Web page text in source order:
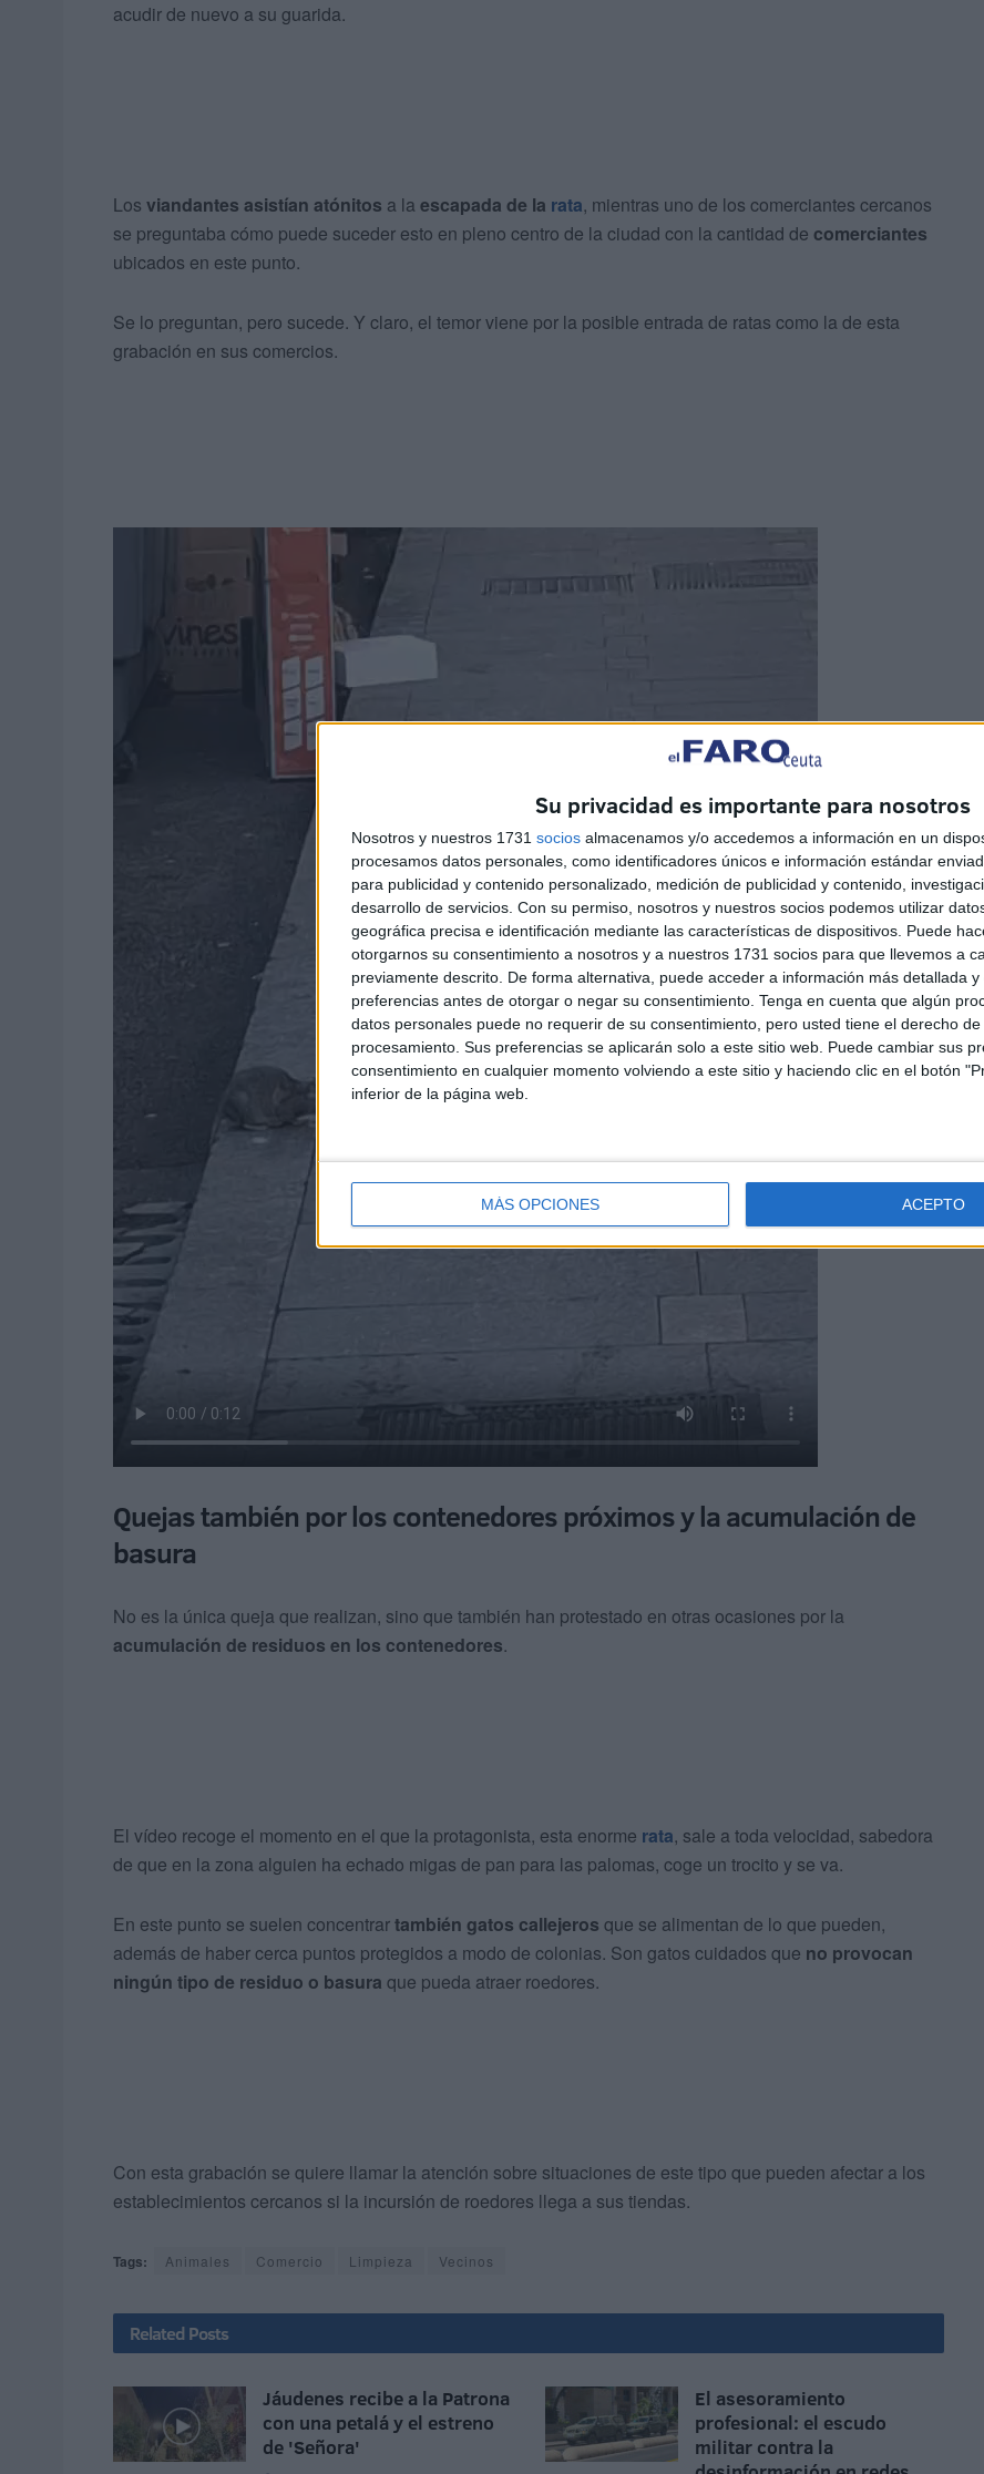
Su privacidad es importante para nosotros
Nosotros y nuestros 1731 socios almacenamos y/o accedemos a información en un
procesamos datos personales, como identificadores únicos e información estándar
para publicidad y contenido personalizado, medición de publicidad y contenido,
desarrollo de servicios. Con su permiso, nosotros y nuestros socios podemos utilizar
geográfica precisa e identificación mediante las características de dispositivos. Puede
otorgarnos su consentimiento a nosotros y a nuestros 1731 socios para que llevemos a
previamente descrito. De forma alternativa, puede acceder a información más detallada
preferencias antes de otorgar o negar su consentimiento. Tenga en cuenta que algún
datos personales puede no requerir de su consentimiento, pero usted tiene el derecho
procesamiento. Sus preferencias se aplicarán solo a este sitio web. Puede cambiar sus
consentimiento en cualquier momento volviendo a este sitio y haciendo clic en el botón
inferior de la página web.
MÁS OPCIONES ACEPTO
acudir de nuevo a su guarida.
Los viandantes asistían atónitos a la escapada de la rata, mientras uno de los comerciantes cercanos
se preguntaba cómo puede suceder esto en pleno centro de la ciudad con la cantidad de comerciantes
ubicados en este punto.
Se lo preguntan, pero sucede. Y claro, el temor viene por la posible entrada de ratas como la de esta
grabación en sus comercios.
Quejas también por los contenedores próximos y la acumulación de
basura
No es la única queja que realizan, sino que también han protestado en otras ocasiones por la
acumulación de residuos en los contenedores.
El vídeo recoge el momento en el que la protagonista, esta enorme rata, sale a toda velocidad, sabedora
de que en la zona alguien ha echado migas de pan para las palomas, coge un trocito y se va.
En este punto se suelen concentrartambién gatos callejeros que se alimentan de lo que pueden,
además de haber cerca puntos protegidos a modo de colonias. Son gatos cuidados que no provocan
ningún tipo de residuo o basura que pueda atraer roedores.
Con esta grabación se quiere llamar la atención sobre situaciones de este tipo que pueden afectar a los
establecimientos cercanos si la incursión de roedores llega a sus tiendas.
Tags: Animales Comercio Limpieza Vecinos
Related Posts
Jáudenes recibe a la Patrona
con una petalá y el estreno
de 'Señora'
El asesoramiento
profesional: el escudo
militar contra la